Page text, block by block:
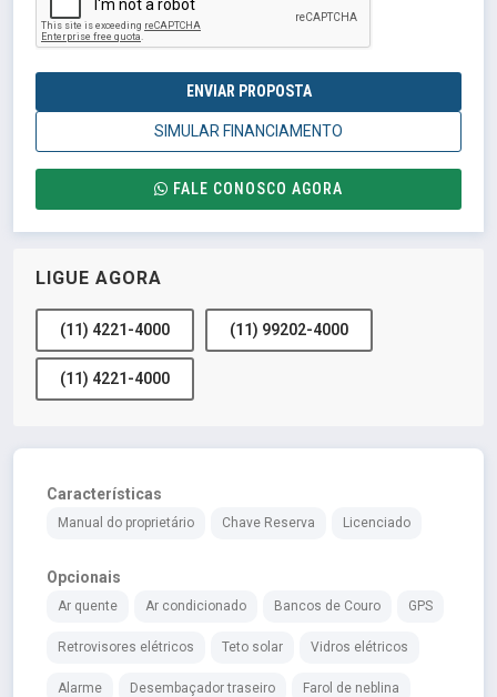
ENVIAR PROPOSTA
SIMULAR FINANCIAMENTO
FALE CONOSCO AGORA
LIGUE AGORA
(11) 4221-4000 (11) 99202-4000
(11) 4221-4000
Características
Manual do proprietário Chave Reserva Licenciado
Opcionais
Ar quente Ar condicionado Bancos de Couro GPS
Retrovisores elétricos Teto solar Vidros elétricos
Alarme Desembaçador traseiro Farol de neblina